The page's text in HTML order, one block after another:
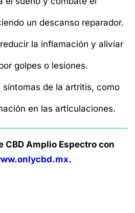
un descanso reparador.
la inflamación y aliviar
golpes o lesiones.
síntomas de la artritis, como
en las articulaciones.
CBD Amplio Espectro con